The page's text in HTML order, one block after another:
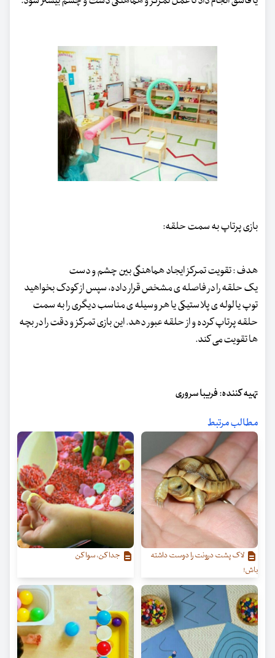
بازی پرتاپ به سمت حلقه:
هدف : تقویت تمرکز ایجاد هماهنگی بین چشم و دست
یک حلقه را در فاصله ی مشخص قرار داده، سپس از کودک بخواهید
توپ یا لوله ی پلاستیکی یا هر وسیله ی مناسب دیگری را به سمت
حلقه پرتاپ کرده و از حلقه عبور دهد. این بازی تمرکز و دقت را در بچه
ها تقویت می کند.
تهیه کننده: فریبا سروری
مطالب مرتبط
لاک پشت درونت را دوست داشته
باش!
جدا کن، سوا کن